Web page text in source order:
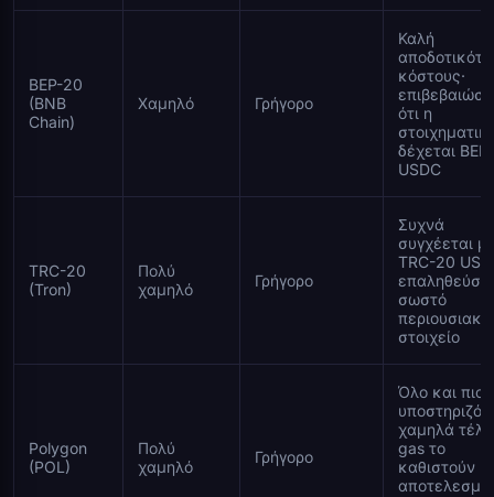
BEP-20
(BNB
Chain)
Χαμηλό Γρήγορο
Καλή
κόστους·
ότι η
δέχεται
USDC
TRC-20
(Tron)
Πολύ
χαμηλό
Γρήγορο
Συχνά
συγχέεται
TRC-20
σωστό
περιουσιακό
στοιχείο
Polygon
(POL)
Πολύ
χαμηλό
Γρήγορο
Όλο και πιο
χαμηλά τέλη
gas το
καθιστούν